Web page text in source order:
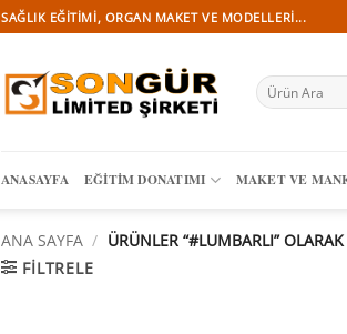
SAĞLIK EĞITIMI, ORGAN MAKET VE MODELLERI...
Ara:
ANASAYFA EĞITIM DONATIMI MAKET VE
ANA SAYFA / ÜRÜNLER “#LUMBARLI”
FILTRELE